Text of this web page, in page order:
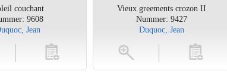
couchant
9608
Jean
Vieux greements crozon II
Nummer: 9427
Duquoc, Jean
vergroten toevoegen vergroten